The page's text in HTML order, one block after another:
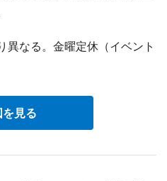
なる。金曜定休（イベント
見る